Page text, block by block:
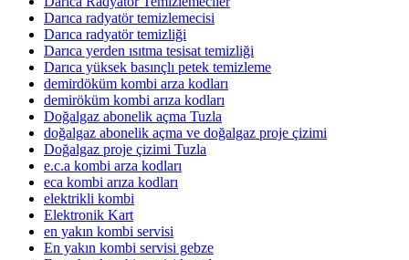
Darıca radyatör temizlemecisi
Darıca radyatör temizliği
Darıca yerden ısıtma tesisat temizliği
Darıca yüksek basınçlı petek temizleme
demirdöküm kombi arza kodları
demiröküm kombi arıza kodları
Doğalgaz abonelik açma Tuzla
doğalgaz abonelik açma ve doğalgaz proje çizimi
Doğalgaz proje çizimi Tuzla
e.c.a kombi arza kodları
eca kombi arıza kodları
elektrikli kombi
Elektronik Kart
en yakın kombi servisi
En yakın kombi servisi gebze